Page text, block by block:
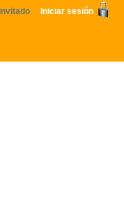
Invitado Iniciar sesión